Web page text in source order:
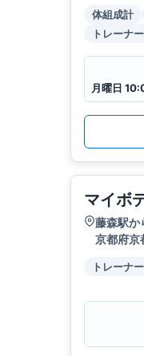
体組成計
トレーナ
マイボ
藤森駅か
京都府京
トレーナ